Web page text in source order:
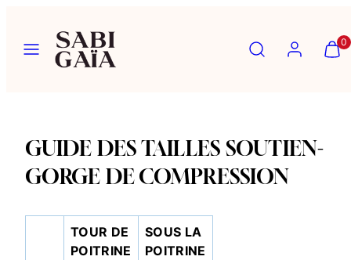
passer
RechercheCompte
mon
mon
0
GUIDE DES TAILLES SOUTIEN-
GORGE DE COMPRESSION
TOUR DE
POITRINE
SOUS LA
POITRINE